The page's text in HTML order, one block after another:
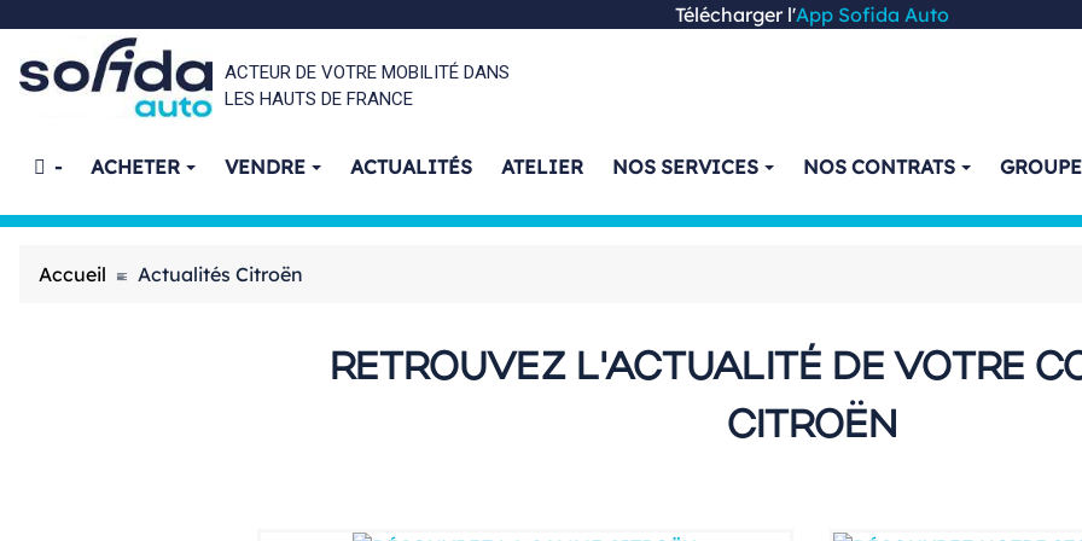
Télécharger l'App Sofida Auto
ACTEUR DE VOTRE MOBILITÉ DANS
LES HAUTS DE FRANCE
- ACHETER VENDRE ACTUALITÉS ATELIER NOS SERVICES NOS CONTRATS GROUPE
Accueil Actualités Citroën
RETROUVEZ L'ACTUALITÉ DE VOTRE
CITROËN